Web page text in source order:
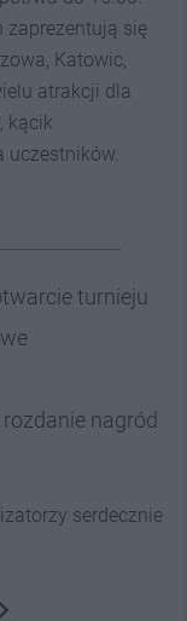
zaprezentują się
Katowic,
atrakcji dla
kącik
turnieju
nagród
serdecznie